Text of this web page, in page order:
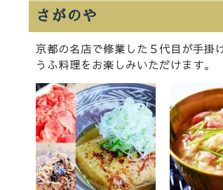
さがのや
京都の名店で修業した５代目が手掛
うふ料理をお楽しみいただけます。